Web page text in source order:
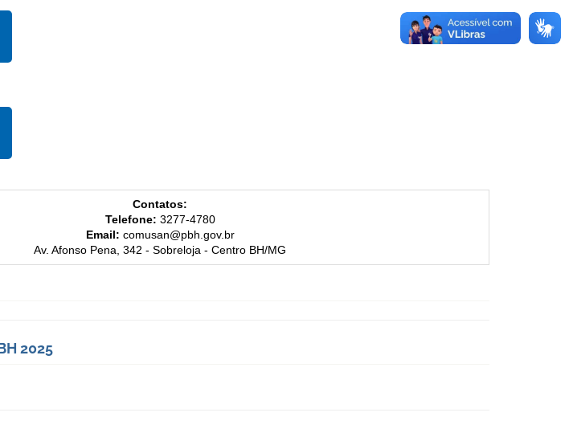
Contatos:
Telefone: 3277-4780
Email: comusan@pbh.gov.br
Av. Afonso Pena, 342 - Sobreloja - Centro BH/MG
2025